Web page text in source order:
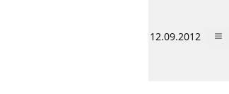
12.09.2012